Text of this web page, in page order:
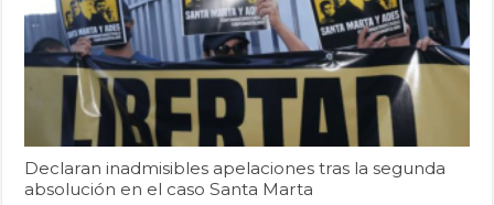
Declaran inadmisibles apelaciones tras la segunda
absolución en el caso Santa Marta